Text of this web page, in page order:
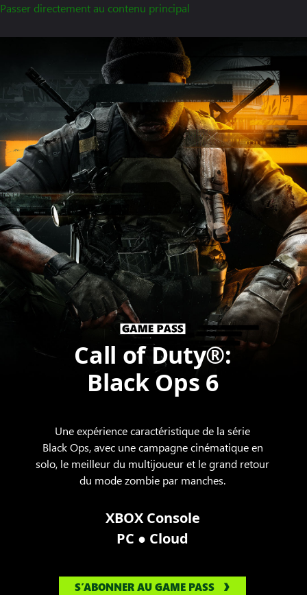
Passer directement au contenu principal
Call of Duty®:
Black Ops 6
Une expérience caractéristique de la série
Black Ops, avec une campagne cinématique en
solo, le meilleur du multijoueur et le grand retour
du mode zombie par manches.
XBOX Console
PC ● Cloud
S’ABONNER AU GAME PASS